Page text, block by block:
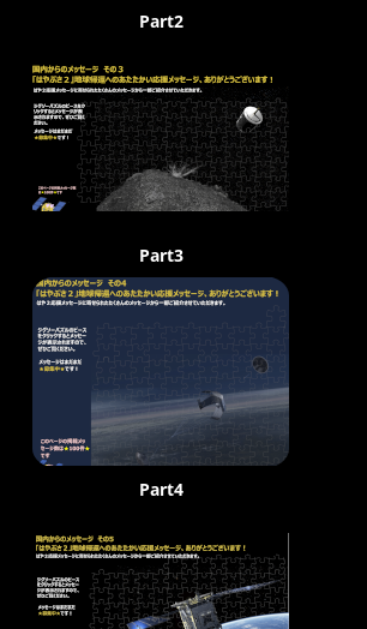
Part2
Part3
Part4